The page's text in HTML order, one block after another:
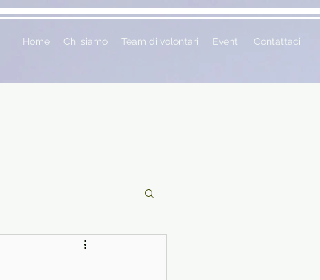
Home Chi siamo Team di volontari Eventi Contattaci